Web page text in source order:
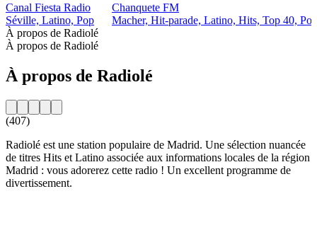
Canal Fiesta Radio
Séville, Latino, Pop
Chanquete FM
Macher, Hit-parade, Latino, Hits, Top 40, Pop
À propos de Radiolé
À propos de Radiolé
À propos de Radiolé
(407)
Radiolé est une station populaire de Madrid. Une sélection nuancée
de titres Hits et Latino associée aux informations locales de la région
Madrid : vous adorerez cette radio ! Un excellent programme de
divertissement.